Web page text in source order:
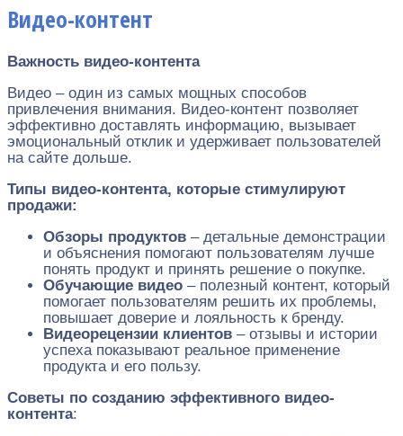
Видео-контент
Важность видео-контента
Видео – один из самых мощных способов
привлечения внимания. Видео-контент позволяет
эффективно доставлять информацию, вызывает
эмоциональный отклик и удерживает пользователей
на сайте дольше.
Типы видео-контента, которые стимулируют
продажи:
Обзоры продуктов – детальные демонстрации
и объяснения помогают пользователям лучше
понять продукт и принять решение о покупке.
Обучающие видео – полезный контент, который
помогает пользователям решить их проблемы,
повышает доверие и лояльность к бренду.
Видеорецензии клиентов – отзывы и истории
успеха показывают реальное применение
продукта и его пользу.
Советы по созданию эффективного видео-
контента: